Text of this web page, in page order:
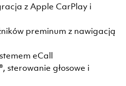
z Apple CarPlay i
preminum z nawigacją
eCall
sterowanie głosowe i